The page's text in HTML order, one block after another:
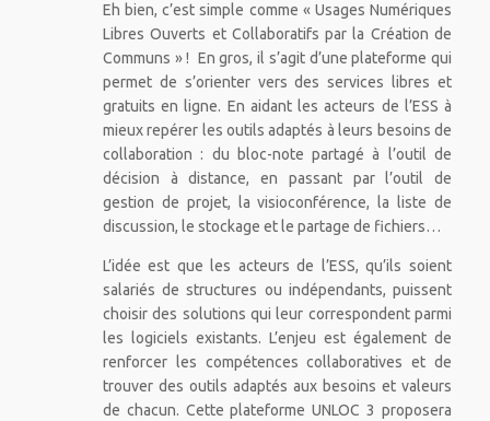
Eh bien, c’est simple comme « Usages Numériques
Libres Ouverts et Collaboratifs par la Création de
Communs » ! En gros, il s’agit d’une plateforme qui
permet de s’orienter vers des services libres et
gratuits en ligne. En aidant les acteurs de l’ESS à
mieux repérer les outils adaptés à leurs besoins de
collaboration : du bloc-note partagé à l’outil de
décision à distance, en passant par l’outil de
gestion de projet, la visioconférence, la liste de
discussion, le stockage et le partage de fichiers…
L’idée est que les acteurs de l’ESS, qu’ils soient
salariés de structures ou indépendants, puissent
choisir des solutions qui leur correspondent parmi
les logiciels existants. L’enjeu est également de
renforcer les compétences collaboratives et de
trouver des outils adaptés aux besoins et valeurs
de chacun. Cette plateforme UNLOC 3 proposera